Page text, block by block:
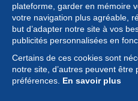
plateforme, garder en mémoire
votre navigation plus agréable,
but d’adapter notre site à vos
publicités personnalisées en
Certains de ces cookies sont
notre site, d’autres peuvent être
préférences. En savoir plus
Collection
Actualités
Fonctionnalités